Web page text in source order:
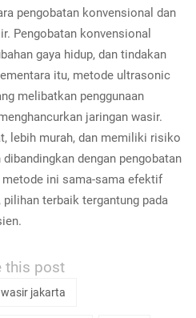
pengobatan konvensional dan
Pengobatan konvensional
gaya hidup, dan tindakan
itu, metode ultrasonic
melibatkan penggunaan
jaringan wasir.
lebih murah, dan memiliki risiko
dengan pengobatan
ini sama-sama efektif
terbaik tergantung pada
this post
wasir jakarta